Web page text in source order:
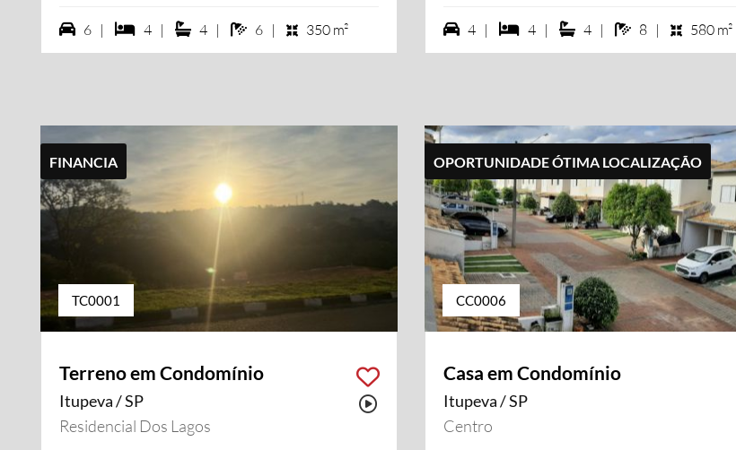
6 vagas na garagem
6 | 4 dormiórios
4 | 4 suítes
4 | 6 banheiros
6 | 350 m² 4 vagas na garagem
4 | 4 dormiórios
4 | 4 suítes
4 | 8 banheiros
8 | 580 m²
FINANCIA
Possui vídeo
TC0001
Terreno em Condomínio
Itupeva / SP
Residencial Dos Lagos
OPORTUNIDADE ÓTIMA LOCALIZAÇÃO
CC0006
Casa em Condomínio
Itupeva / SP
Centro